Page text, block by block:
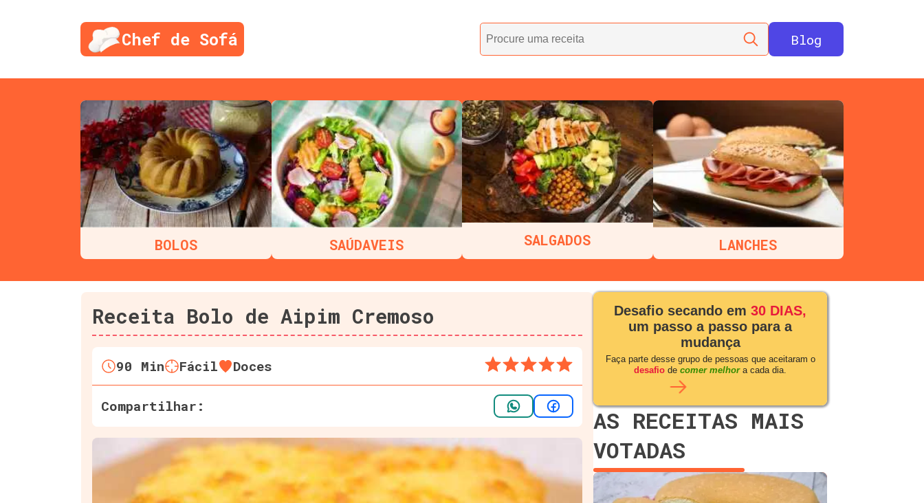
Chef de Sofá Blog
BOLOS SAÚDAVEIS SALGADOS LANCHES
Receita Bolo de Aipim Cremoso
90 Min Fácil Doces
Compartilhar:
Desafio secando em 30 DIAS,
um passo a passo para a
mudança
Faça parte desse grupo de pessoas que aceitaram o
desafio de comer melhora cada dia.
AS RECEITAS MAIS
VOTADAS